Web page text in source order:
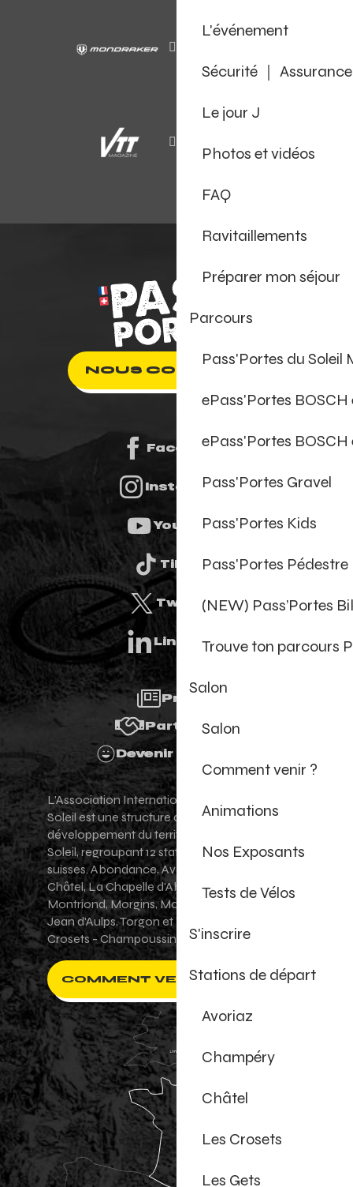
L'événement
Sécurité ｜ Assurance
Le jour J
Photos et vidéos
FAQ
Ravitaillements
Préparer mon séjour
Parcours
Pass'Portes du Soleil
ePass'Portes
ePass'Portes
Pass'Portes Gravel
Pass'Portes Kids
Pass'Portes Pédestre
(NEW) Pass’Portes
Trouve ton parcours
Salon
Salon
Comment venir ?
Animations
Nos Exposants
Tests de Vélos
S'inscrire
Stations de départ
Avoriaz
Champéry
Châtel
Les Crosets
Les Gets
NOUS CONTACTER
Facebook
Instagram
Youtube
Tiktok
Twitter
Linkedin
Presse
Partenaires
Devenir Bénévole
L'Association Internationale des Portes du
Soleil est une structure de promotion et de
développement du territoire des Portes du
Soleil, regroupant 12 stations villages franco-
suisses. Abondance, Avoriaz 1800, Champéry,
Châtel, La Chapelle d'Abondance, Les Gets,
Montriond, Morgins, Morzine-Avoriaz, Saint-
Jean d'Aulps, Torgon et Val-d'Illiez - Les
Crosets - Champoussin.
COMMENT VENIR ?